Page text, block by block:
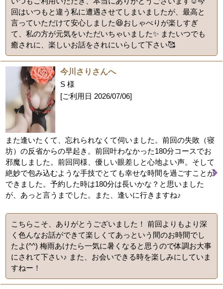
回はいつもと違う私に遭遇させてしまいましたが、最高と
言っていただけて安心しました😆おしゃべりが楽しすぎ
て、私の方が元気をいただいちゃいました✨ またいつでも
癒されに、楽しいお話をされにいらして下さい🥰
今川さりさんへ
S 様
[ご利用日 2026/07/06]
また逢いたくて、忘れられなくて伺いました。前回の失敗（寝
坊）の反省からの早起き。前回叶わなかった180分コースでお
邪魔しました。前回同様、優しい眼差しと心地よい声。そして
絶妙で包み込むような手技でとても幸せな時間を過ごすことが
できました。予約した時は180分は長いかな？と思いました
が、あっと言うまでした。また、逢いに行きますね♪
こちらこそ、ありがとうございました！ 前回よりもより深
く色んなお話ができて楽しくてあっという間のお時間でし
たよ(^^) 梅雨あけたら一気に暑くなると思うので体調お大事
にされて下さい♪ また、お会いできる時を楽しみにしていま
すねー！